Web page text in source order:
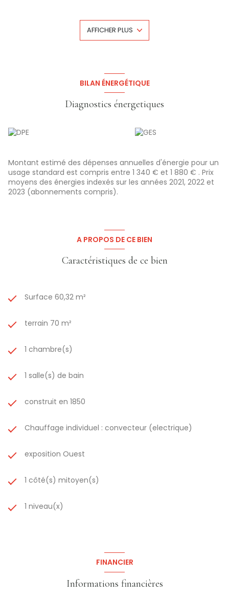
1 chambre + mezzanine
jardin privatif, parfait pour profiter des beaux
Jardin privatif, un atout rare sur le secteur
Agencement pratique et lumineux
Opportunité à saisir pour un projet résidentiel ou locatif
Charges de copropriété : - Pas de procédure en cours.
vendeur)
www.georisques.gouv.fr
AFFICHER PLUS
BILAN ÉNERGÉTIQUE
Diagnostics énergetiques
Montant estimé des dépenses annuelles d'énergie pour un
usage standard est compris entre 1 340 € et 1 880 € . Prix
moyens des énergies indexés sur les années 2021, 2022 et
2023 (abonnements compris).
A PROPOS DE CE BIEN
Caractéristiques de ce bien
Surface 60,32 m²
terrain 70 m²
1 chambre(s)
1 salle(s) de bain
construit en 1850
Chauffage individuel : convecteur (electrique)
exposition Ouest
1 côté(s) mitoyen(s)
1 niveau(x)
FINANCIER
Informations financières